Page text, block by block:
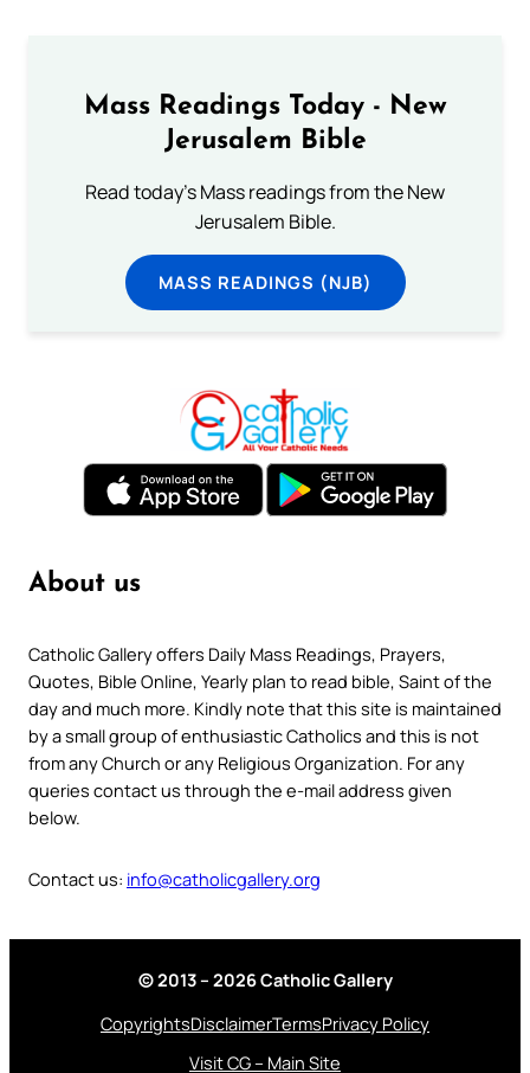
Mass Readings Today - New
Jerusalem Bible
Read today's Mass readings from the New
Jerusalem Bible.
MASS READINGS (NJB)
About us
Catholic Gallery offers Daily Mass Readings, Prayers,
Quotes, Bible Online, Yearly plan to read bible, Saint of the
day and much more. Kindly note that this site is maintained
by a small group of enthusiastic Catholics and this is not
from any Church or any Religious Organization. For any
queries contact us through the e-mail address given
below.
Contact us: info@catholicgallery.org
© 2013 – 2026 Catholic Gallery
CopyrightsDisclaimerTermsPrivacy Policy
Visit CG – Main Site